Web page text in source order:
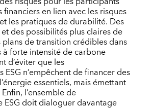
financiers en lien avec les risques
les pratiques de durabilité. Des
des possibilités plus claires de
de transition crédibles dans
à forte intensité de carbone
d’éviter que les
ESG n’empêchent de financer des
essentiels, mais émettant
l’ensemble de
ESG doit dialoguer davantage